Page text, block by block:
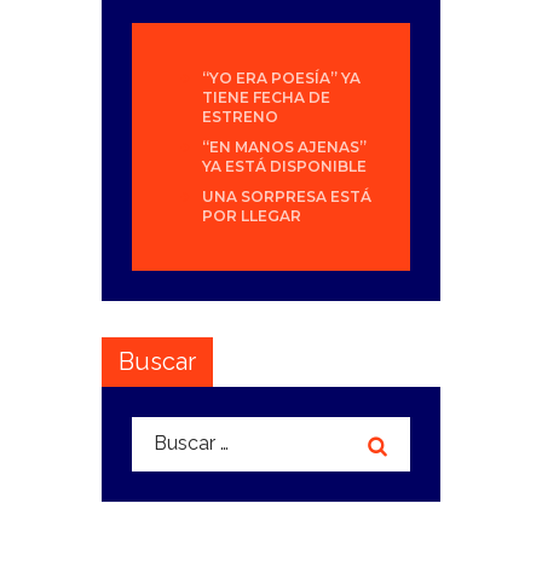
“YO ERA POESÍA” YA
TIENE FECHA DE
ESTRENO
“EN MANOS AJENAS”
YA ESTÁ DISPONIBLE
UNA SORPRESA ESTÁ
POR LLEGAR
Buscar
Buscar: